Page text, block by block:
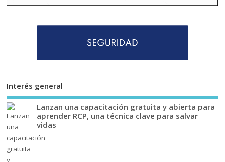
Interés general
Lanzan una capacitación gratuita y abierta para
aprender RCP, una técnica clave para salvar
vidas